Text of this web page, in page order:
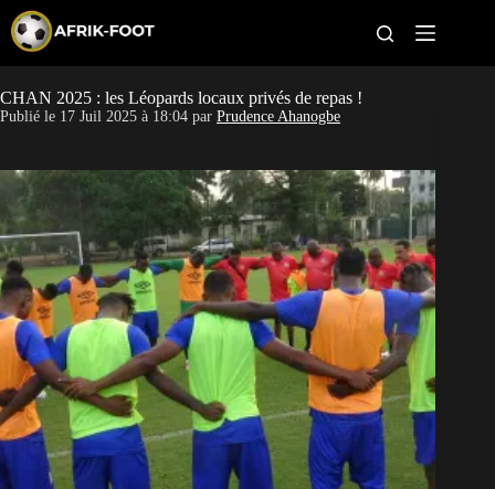
p
o
c
n
n
t
CAN féminine
Pays
Clubs
Classement
Paris sportifs
CHAN 2025 : les Léopards locaux privés de repas !
Publié le 17 Juil 2025 à 18:04 par Prudence Ahanogbe